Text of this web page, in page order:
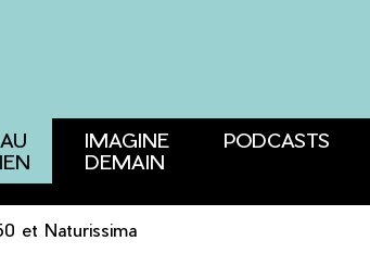
IMAGINE
DEMAIN
PODCASTS
et Naturissima